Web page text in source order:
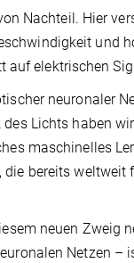
Nachteil. Hier
und
elektrischen
neuronaler
Lichts haben
maschinelles
die bereits weltweit
neuen Zweig
Netzen –